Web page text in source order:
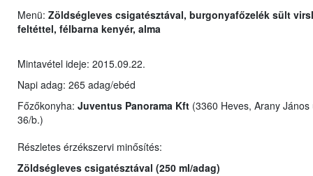
Menü: Zöldségleves csigatésztával, burgonyafőzelék sült
feltéttel, félbarna kenyér, alma
Mintavétel ideje: 2015.09.22.
Napi adag: 265 adag/ebéd
Főzőkonyha: Juventus Panorama Kft (3360 Heves, Arany János
36/b.)
Részletes érzékszervi minősítés:
Zöldségleves csigatésztával (250 ml/adag)